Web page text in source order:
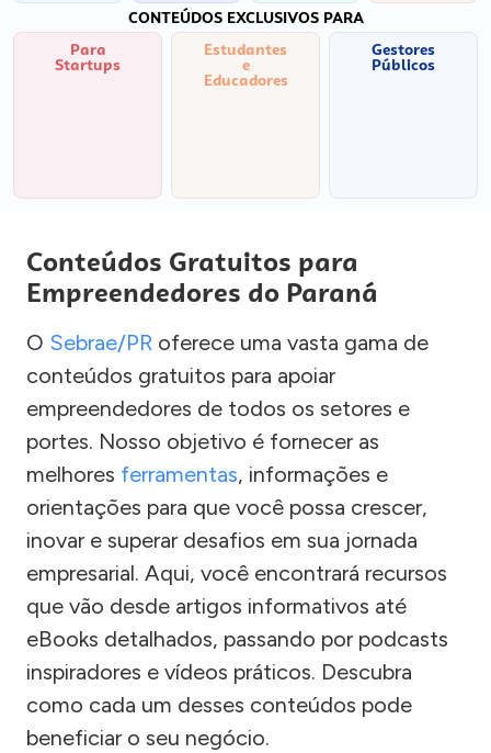
CONTEÚDOS EXCLUSIVOS PARA
Para
Startups
Estudantes
e
Educadores
Gestores
Públicos
Conteúdos Gratuitos para
Empreendedores do Paraná
O Sebrae/PR oferece uma vasta gama de
conteúdos gratuitos para apoiar
empreendedores de todos os setores e
portes. Nosso objetivo é fornecer as
melhores ferramentas, informações e
orientações para que você possa crescer,
inovar e superar desafios em sua jornada
empresarial. Aqui, você encontrará recursos
que vão desde artigos informativos até
eBooks detalhados, passando por podcasts
inspiradores e vídeos práticos. Descubra
como cada um desses conteúdos pode
beneficiar o seu negócio.